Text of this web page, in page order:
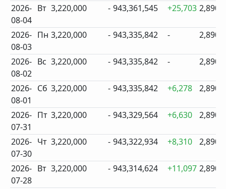
2026-
08-04
Вт 3,220,000 - 943,361,545 +25,703 2,890
2026-
08-03
Пн 3,220,000 - 943,335,842 - 2,890
2026-
08-02
Вс 3,220,000 - 943,335,842 - 2,890
2026-
08-01
Сб 3,220,000 - 943,335,842 +6,278 2,890
2026-
07-31
Пт 3,220,000 - 943,329,564 +6,630 2,890
2026-
07-30
Чт 3,220,000 - 943,322,934 +8,310 2,890
2026-
07-28
Вт 3,220,000 - 943,314,624 +11,097 2,890